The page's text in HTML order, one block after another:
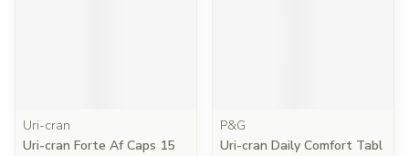
Uri-cran
Uri-cran Forte Af Caps 15
P&G
Uri-cran Daily Comfort Tabl